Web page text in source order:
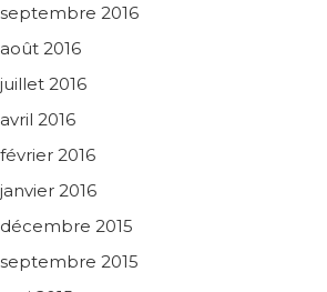
septembre 2016
août 2016
juillet 2016
avril 2016
février 2016
janvier 2016
décembre 2015
septembre 2015